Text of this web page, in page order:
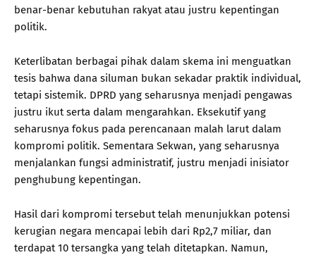
benar-benar kebutuhan rakyat atau justru kepentingan
politik.
Keterlibatan berbagai pihak dalam skema ini menguatkan
tesis bahwa dana siluman bukan sekadar praktik individual,
tetapi sistemik. DPRD yang seharusnya menjadi pengawas
justru ikut serta dalam mengarahkan. Eksekutif yang
seharusnya fokus pada perencanaan malah larut dalam
kompromi politik. Sementara Sekwan, yang seharusnya
menjalankan fungsi administratif, justru menjadi inisiator
penghubung kepentingan.
Hasil dari kompromi tersebut telah menunjukkan potensi
kerugian negara mencapai lebih dari Rp2,7 miliar, dan
terdapat 10 tersangka yang telah ditetapkan. Namun,